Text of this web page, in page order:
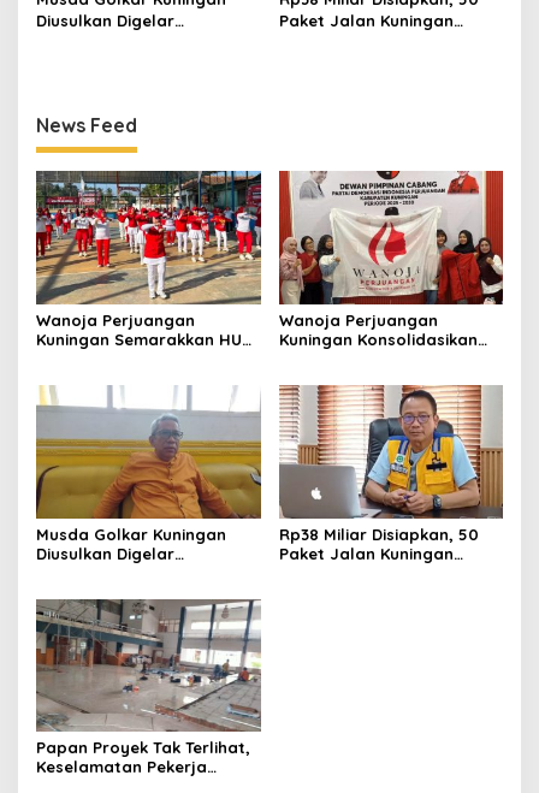
Diusulkan Digelar
Paket Jalan Kuningan
News Feed
Wanoja Perjuangan
Kuningan Semarakkan HUT
dan Berdaya
Wanoja Perjuangan
Kuningan Konsolidasikan
Muda
Musda Golkar Kuningan
Diusulkan Digelar
Rp38 Miliar Disiapkan, 50
Paket Jalan Kuningan
Papan Proyek Tak Terlihat,
Keselamatan Pekerja